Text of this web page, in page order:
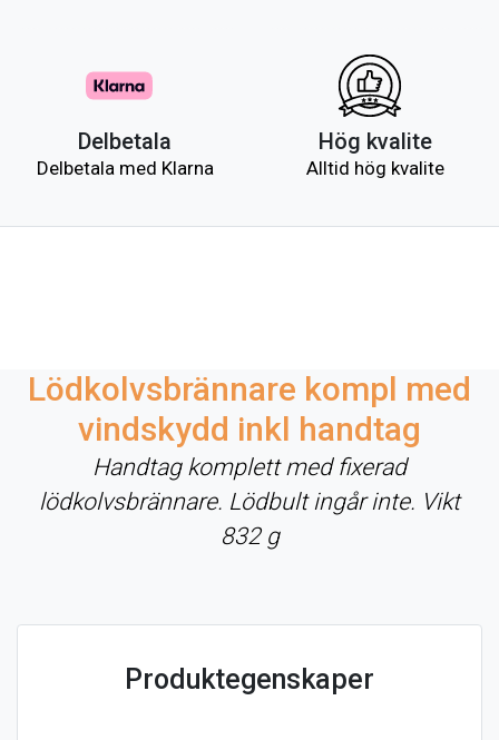
Delbetala
Delbetala med Klarna
Hög kvalite
Alltid hög kvalite
Lödkolvsbrännare kompl med
vindskydd inkl handtag
Handtag komplett med fixerad
lödkolvsbrännare. Lödbult ingår inte. Vikt
832 g
Produktegenskaper